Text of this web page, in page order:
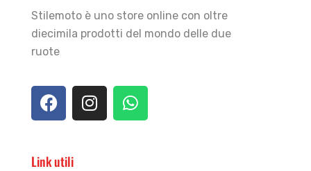
Stilemoto è uno store online con oltre
diecimila prodotti del mondo delle due
ruote
Link utili